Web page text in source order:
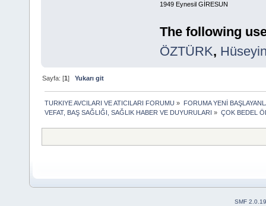
1949 Eynesil GİRESUN
The following
ÖZTÜRK,
Sayfa: [1]Yukarı git
TURKIYE AVCILARI VE ATICILARI FORUMU » FORUMA YENİ
VEFAT, BAŞ SAĞLIĞI, SAĞLIK HABER VE DUYURULARI » ÇOK BEDEL
SMF 2.0.19